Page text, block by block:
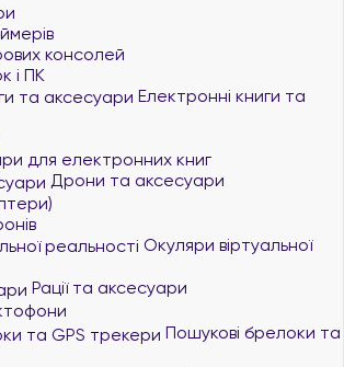
консолей
і ПК
Електронні книги та
для електронних книг
Дрони та аксесуари
Окуляри віртуальної
Рації та аксесуари
Пошукові брелоки та